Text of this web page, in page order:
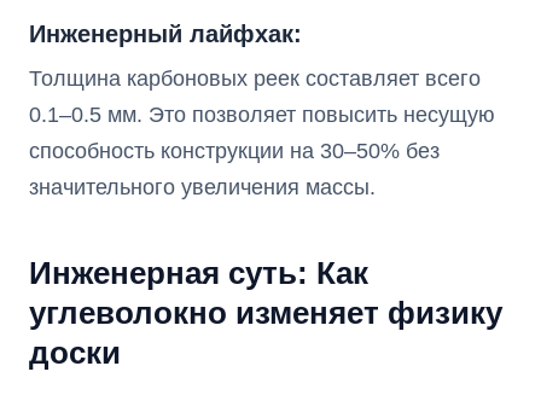
Инженерный лайфхак:
Толщина карбоновых реек составляет всего
0.1–0.5 мм. Это позволяет повысить несущую
способность конструкции на 30–50% без
значительного увеличения массы.
Инженерная суть: Как
углеволокно изменяет физику
доски